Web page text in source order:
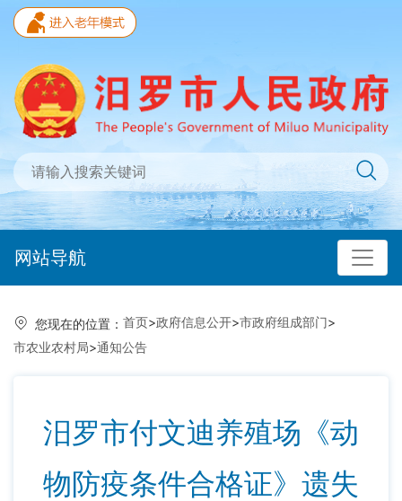
网站导航
您现在的位置： 首页>政府信息公开>市政府组成部门>
市农业农村局>通知公告
汨罗市付文迪养殖场《动
物防疫条件合格证》遗失